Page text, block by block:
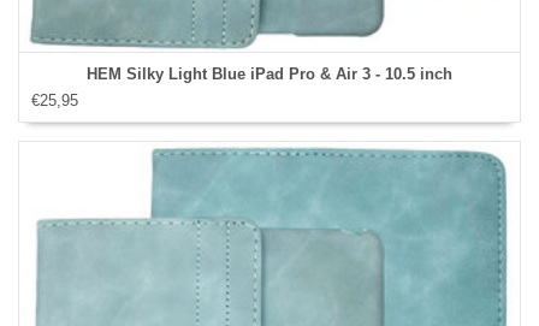
HEM Silky Light Blue iPad Pro & Air 3 - 10.5 inch
€25,95